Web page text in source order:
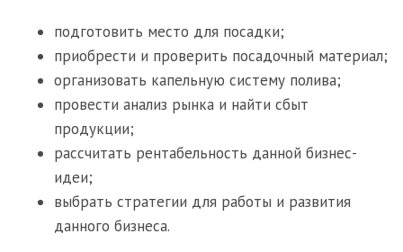
подготовить место для посадки;
приобрести и проверить посадочный материал;
организовать капельную систему полива;
провести анализ рынка и найти сбыт
продукции;
рассчитать рентабельность данной бизнес-
идеи;
выбрать стратегии для работы и развития
данного бизнеса.